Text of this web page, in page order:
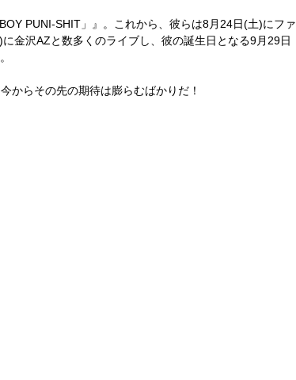
PUNI-SHIT」』。これから、彼らは8月24日(土)にファ
金沢AZと数多くのライブし、彼の誕生日となる9月29日
からその先の期待は膨らむばかりだ！